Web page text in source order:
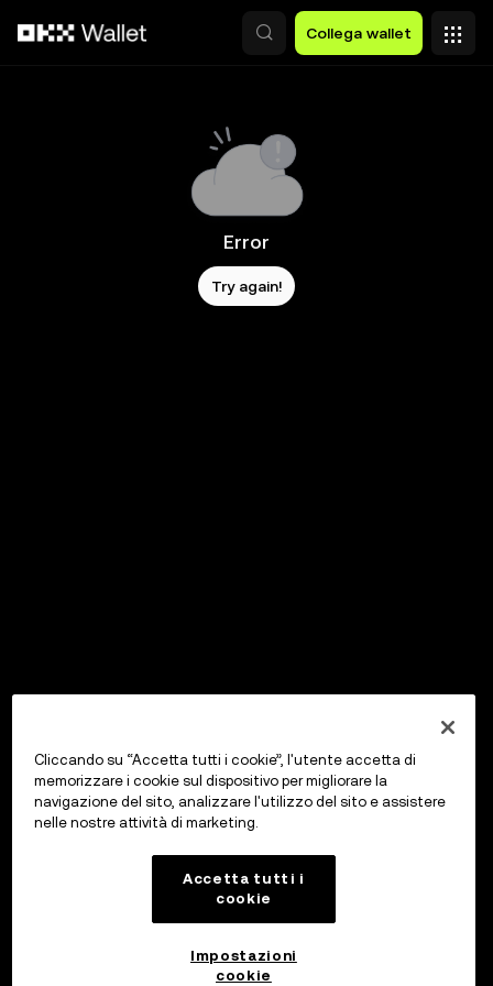
Collega wallet
Error
Try again!
Cliccando su “Accetta tutti i cookie”, l'utente accetta di
memorizzare i cookie sul dispositivo per migliorare la
navigazione del sito, analizzare l'utilizzo del sito e assistere
nelle nostre attività di marketing.
Accetta tutti i
cookie
Impostazioni
cookie